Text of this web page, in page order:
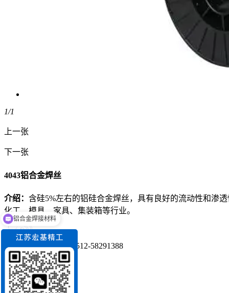
1/1
上一张
下一张
4043铝合金焊丝
介绍： 含硅5%左右的铝硅合金焊丝，具有良好的流动性和渗
化工、模具、家具、集装箱等行业。
咨询热线0512-58291388
在线咨询
产品详情
铝合金焊接材料
铝型材